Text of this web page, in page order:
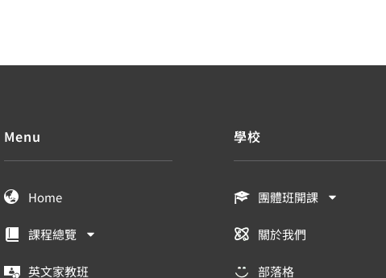
Menu
Home
課程總覽
英文家教班
學校
團體班開課
關於我們
部落格